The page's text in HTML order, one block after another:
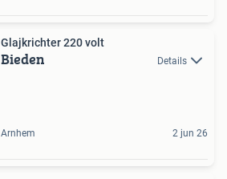
Glajkrichter 220 volt
Bieden Details
Arnhem 2 jun 26